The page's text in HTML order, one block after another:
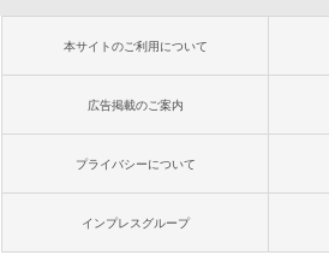
本サイトのご利用について
広告掲載のご案内
プライバシーについて
インプレスグループ